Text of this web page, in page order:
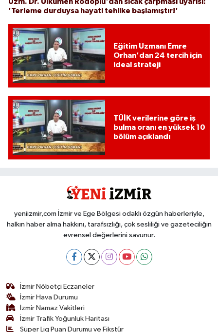
'Terleme durduysa hayati tehlike başlamıştır!'
Eğitim Uzmanı Emre
Orhan'dan 24 tercih için
ideal strateji
TÜİK verilerine göre iş
bulma oranı en yüksek 10
bölüm açıklandı
yeniizmir,com İzmir ve Ege Bölgesi odaklı özgün haberleriyle,
halkın haber alma hakkını, tarafsızlığı, çok sesliliği ve gazeteciliğin
evrensel değerlerini savunur.
İzmir Nöbetçi Eczaneler
İzmir Hava Durumu
İzmir Namaz Vakitleri
İzmir Trafik Yoğunluk Haritası
Süper Lig Puan Durumu ve Fikstür